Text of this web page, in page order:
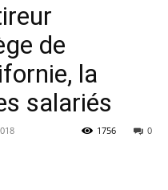
de
la
salariés
0
1756